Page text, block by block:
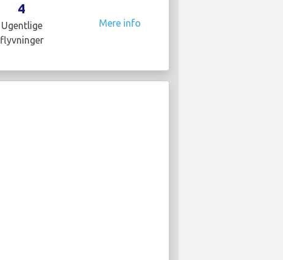
4
Ugentlige
flyvninger
Mere info